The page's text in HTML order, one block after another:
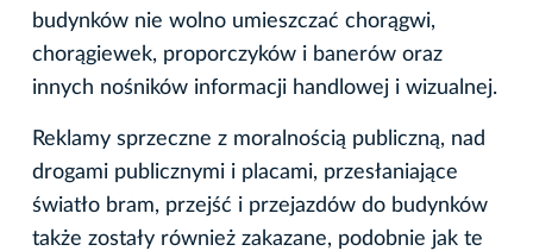
budynków nie wolno umieszczać chorągwi,
chorągiewek, proporczyków i banerów oraz
innych nośników informacji handlowej i wizualnej.
Reklamy sprzeczne z moralnością publiczną, nad
drogami publicznymi i placami, przesłaniające
światło bram, przejść i przejazdów do budynków
także zostały również zakazane, podobnie jak te